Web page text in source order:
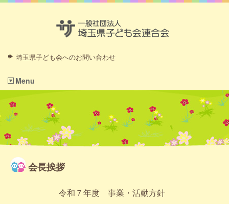
埼玉県子ども会へのお問い合わせ
Menu
会長挨拶
令和７年度 事業・活動方針